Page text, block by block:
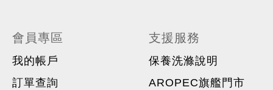
會員專區
我的帳戶
訂單查詢
支援服務
保養洗滌說明
AROPEC旗艦門市